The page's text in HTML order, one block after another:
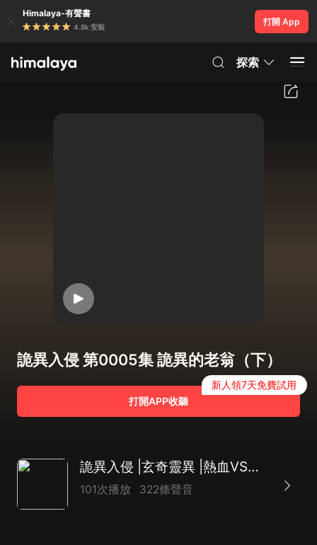
Himalaya-有聲書
4.8k 安裝
打開 App
探索
詭異入侵 第0005集 詭異的老翁（下）
打開APP收聽
新人領7天免費試用
詭異入侵 |玄奇靈異 |熱血VS詭異 |多人有聲劇
101次播放 322條聲音